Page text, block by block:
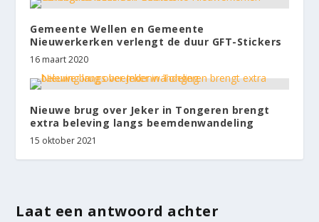
Gemeente Wellen en Gemeente
Nieuwerkerken verlengt de duur GFT-Stickers
16 maart 2020
Nieuwe brug over Jeker in Tongeren brengt
extra beleving langs beemdenwandeling
15 oktober 2021
Laat een antwoord achter